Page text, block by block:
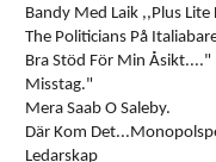
Bandy Med Laik ,,plus Lite
The Politicians På
Bra Stöd För Min Åsikt...."
Misstag."
Mera Saab O Saleby.
Där Kom
Ledarskap